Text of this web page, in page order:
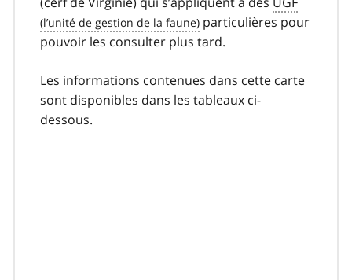
particulières pour
pouvoir les consulter plus tard.
Les informations contenues dans cette carte
sont disponibles dans les tableaux ci-
dessous.